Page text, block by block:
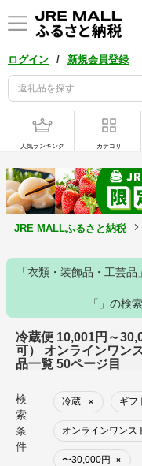
ログイン / 新規会員登録
人気ランキング カテゴリ
JRE MALLふるさと納税
「衣類・装飾品・工芸
「」の検
冷蔵便 10,001円～
可） オンラインワン
品一覧 50ページ目
検
索
条
件
冷蔵 × ギフ
オンラインワンス
〜30,000円 ×